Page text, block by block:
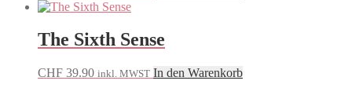
The Sixth Sense
CHF 39.90 inkl. MWST In den Warenkorb